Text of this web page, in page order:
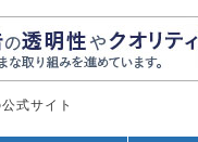
式サイト